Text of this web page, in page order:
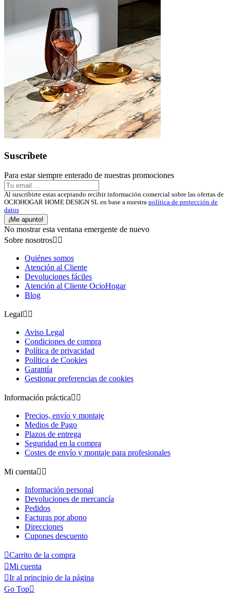
Suscríbete
Para estar siempre enterado de nuestras promociones
Al suscribirte estas aceptando recibir información comercial sobre las ofertas de
OCIOHOGAR HOME DESIGN SL en base a nuestra política de protección de
datos
¡Me apunto!
No mostrar esta ventana emergente de nuevo
Sobre nosotros 
Quiénes somos
Atención al Cliente
Devoluciones fáciles
Atención al Cliente OcioHogar
Blog
Legal 
Aviso Legal
Condiciones de compra
Política de privacidad
Política de Cookies
Garantía
Gestionar preferencias de cookies
Información práctica 
Precios, envío y montaje
Medios de Pago
Plazos de entrega
Seguridad en la compra
Costes de envío y montaje para profesionales
Mi cuenta 
Información personal
Devoluciones de mercancía
Pedidos
Facturas por abono
Direcciones
Cupones descuento
Carrito de la compra
Mi cuenta
Ir al principio de la página
Go Top